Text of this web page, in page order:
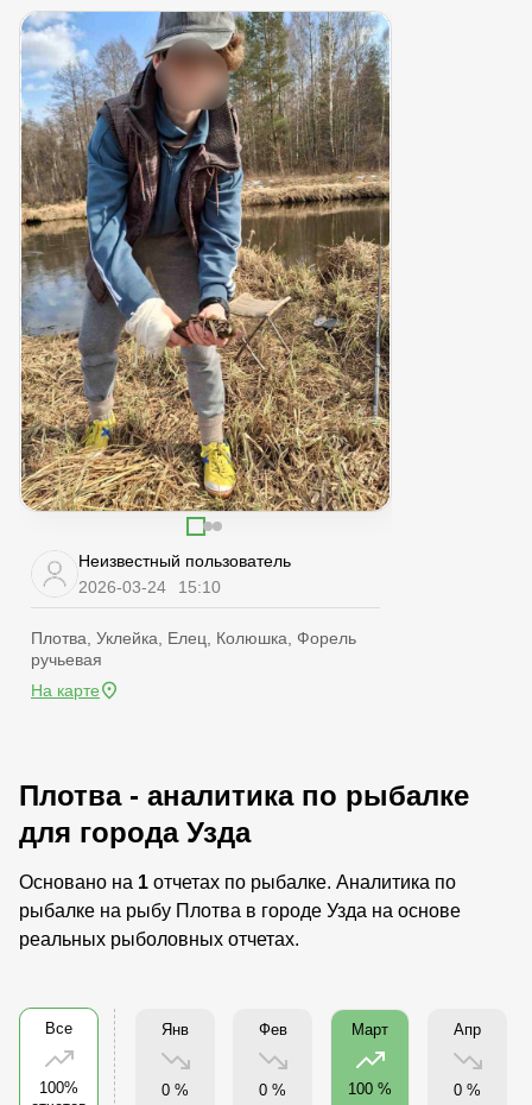
Неизвестный пользователь
2026-03-24
15:10
Плотва, Уклейка, Елец, Колюшка, Форель
ручьевая
На карте
Плотва - аналитика по рыбалке
для города Узда
Основано на 1 отчетах по рыбалке. Аналитика по
рыбалке на рыбу Плотва в городе Узда на основе
реальных рыболовных отчетах.
Все
100%
Янв
0 %
Фев
0 %
Март
100 %
Апр
0 %